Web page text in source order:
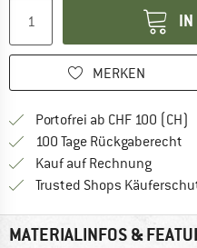
IN
MERKEN
Portofrei ab CHF 100 (CH)
100 Tage Rückgaberecht
Kauf auf RechnungFinde
Trusted Shops
MATERIALINFOS &